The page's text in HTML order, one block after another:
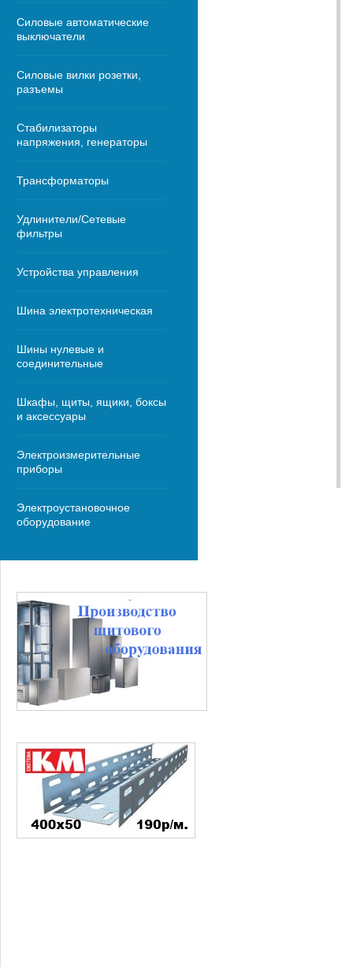
Силовые автоматические
выключатели
Силовые вилки розетки,
разъемы
Стабилизаторы
напряжения, генераторы
Трансформаторы
Удлинители/Сетевые
фильтры
Устройства управления
Шина электротехническая
Шины нулевые и
соединительные
Шкафы, щиты, ящики, боксы
и аксессуары
Электроизмерительные
приборы
Электроустановочное
оборудование